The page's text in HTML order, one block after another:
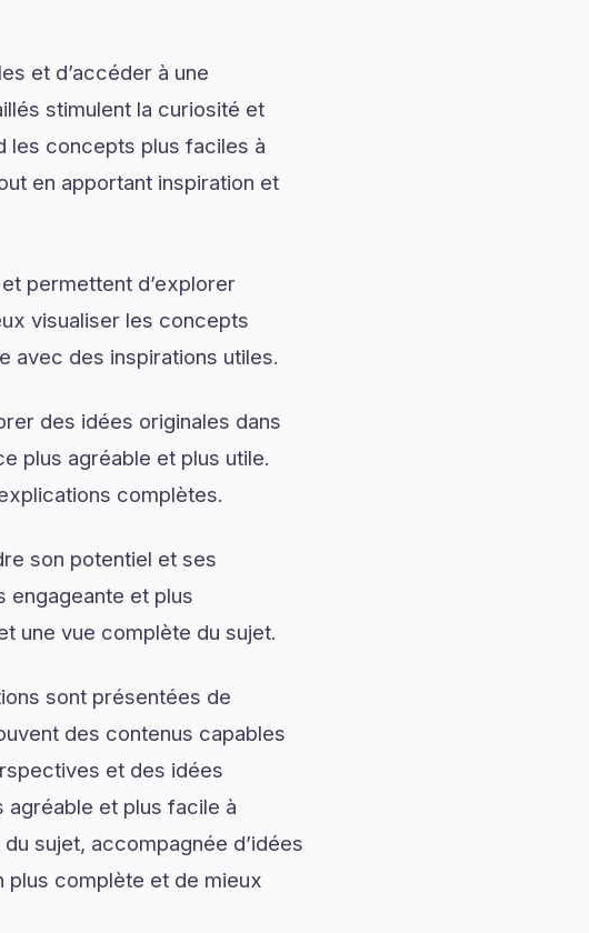
et d’accéder à une
stimulent la curiosité et
les concepts plus faciles à
en apportant inspiration et
permettent d’explorer
visualiser les concepts
avec des inspirations utiles.
des idées originales dans
plus agréable et plus utile.
complètes.
son potentiel et ses
engageante et plus
une vue complète du sujet.
sont présentées de
des contenus capables
et des idées
et plus facile à
sujet, accompagnée d’idées
plus complète et de mieux